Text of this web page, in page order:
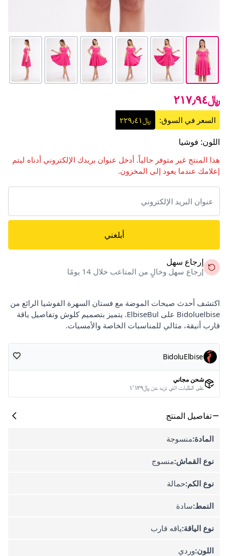
﷼٢١٧٫٩٤
السعر في السوق: ﷼٢٢٩٫٤١
اللون: فوشيا
هذا المنتج غير متوفر حالياً. أدخل عنوان بريدك الإلكتروني أدناه ليتم
إعلامك عندما يعود إلى المخزون.
أبلغني
إرجاع سهل
إرجاع سهل وخالٍ من المتاعب خلال 14 يومًا
اكتشف أحدث صيحات الموضة مع فستان السهرة الفوشيا الرائع من
Bidoluelbise على ElbiseBul. يتميز بتصميم كلوش وتفاصيل ياقة
قارب أنيقة، مثالي للمناسبات الخاصة والأمسيات.
BidoluElbise
شحن مجاني
على الطلبات التي تزيد عن ﷼١٬١٢٩
تفاصيل المنتج
المادة:منسوجة
نوع القماش:منسوج
نوع الكم:حمالة
النمط:سادة
نوع الياقة:ياقه قارب
اللون:وردي